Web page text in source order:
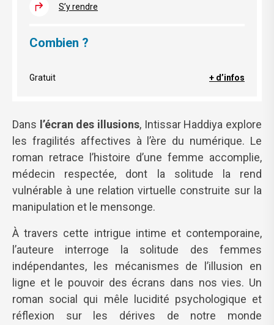
S’y rendre
Combien ?
Gratuit + d’infos
Dans l’écran des illusions, Intissar Haddiya explore
les fragilités affectives à l’ère du numérique. Le
roman retrace l’histoire d’une femme accomplie,
médecin respectée, dont la solitude la rend
vulnérable à une relation virtuelle construite sur la
manipulation et le mensonge.
À travers cette intrigue intime et contemporaine,
l’auteure interroge la solitude des femmes
indépendantes, les mécanismes de l’illusion en
ligne et le pouvoir des écrans dans nos vies. Un
roman social qui mêle lucidité psychologique et
réflexion sur les dérives de notre monde